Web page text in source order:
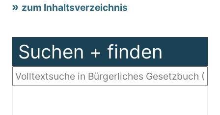
zum Inhaltsverzeichnis
Suchen + finden